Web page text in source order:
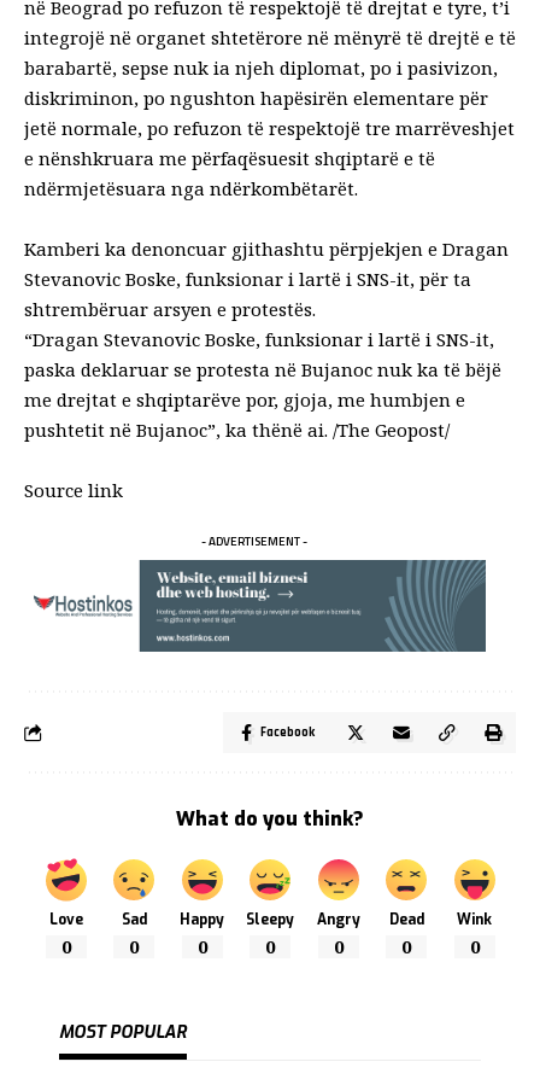
në Beograd po refuzon të respektojë të drejtat e tyre, t’i
integrojë në organet shtetërore në mënyrë të drejtë e të
barabartë, sepse nuk ia njeh diplomat, po i pasivizon,
diskriminon, po ngushton hapësirën elementare për
jetë normale, po refuzon të respektojë tre marrëveshjet
e nënshkruara me përfaqësuesit shqiptarë e të
ndërmjetësuara nga ndërkombëtarët.
Kamberi ka denoncuar gjithashtu përpjekjen e Dragan
Stevanovic Boske, funksionar i lartë i SNS-it, për ta
shtrembëruar arsyen e protestës.
“Dragan Stevanovic Boske, funksionar i lartë i SNS-it,
paska deklaruar se protesta në Bujanoc nuk ka të bëjë
me drejtat e shqiptarëve por, gjoja, me humbjen e
pushtetit në Bujanoc”, ka thënë ai. /The Geopost/
Source link
- ADVERTISEMENT -
Facebook
What do you think?
Love
0
Sad
0
Happy
0
Sleepy
0
Angry
0
Dead
0
Wink
0
MOST POPULAR